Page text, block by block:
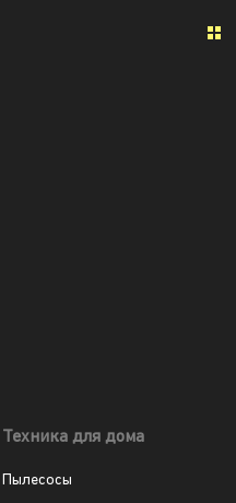
Техника для дома
Пылесосы